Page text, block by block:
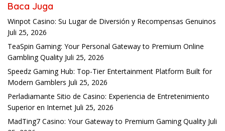
Baca Juga
Winpot Casino: Su Lugar de Diversión y Recompensas Genuinos
Juli 25, 2026
TeaSpin Gaming: Your Personal Gateway to Premium Online
Gambling Quality Juli 25, 2026
Speedz Gaming Hub: Top-Tier Entertainment Platform Built for
Modern Gamblers Juli 25, 2026
Perladiamante Sitio de Casino: Experiencia de Entretenimiento
Superior en Internet Juli 25, 2026
MadTing7 Casino: Your Gateway to Premium Gaming Quality Juli